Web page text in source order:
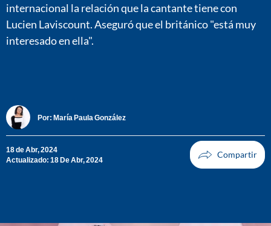
internacional la relación que la cantante tiene con
Lucien Laviscount. Aseguró que el británico "está muy
interesado en ella".
Por: María Paula González
18 de Abr, 2024
Actualizado: 18 De Abr, 2024